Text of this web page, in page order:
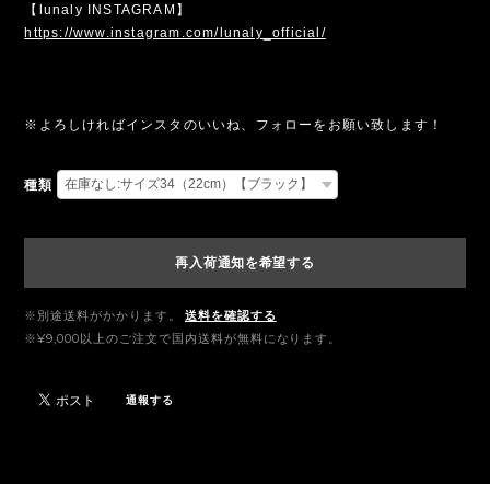
【lunaly INSTAGRAM】
https://www.instagram.com/lunaly_official/
※よろしければインスタのいいね、フォローをお願い致します！
種類
再入荷通知を希望する
※別途送料がかかります。
送料を確認する
※¥9,000以上のご注文で国内送料が無料になります。
通報する